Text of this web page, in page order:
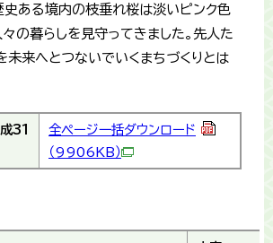
史ある境内の枝垂れ桜は淡いピンク色
々の暮らしを見守ってきました。先人た
未来へとつないでいくまちづくりとは
31
全ページ一括ダウンロード
（9906KB）